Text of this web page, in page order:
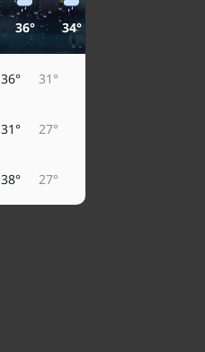
36° 34°
36° 31°
31° 27°
38° 27°